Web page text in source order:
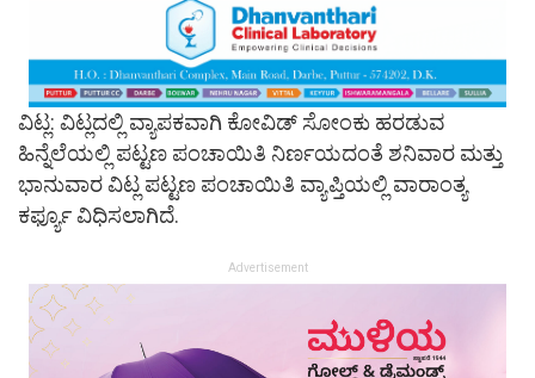
ವಿಟ್ಲ: ವಿಟ್ಲದಲ್ಲಿ ವ್ಯಾಪಕವಾಗಿ ಕೋವಿಡ್ ಸೋಂಕು ಹರಡುವ
ಹಿನ್ನೆಲೆಯಲ್ಲಿ ಪಟ್ಟಣ ಪಂಚಾಯಿತಿ ನಿರ್ಣಯದಂತೆ ಶನಿವಾರ ಮತ್ತು
ಭಾನುವಾರ ವಿಟ್ಲ ಪಟ್ಟಣ ಪಂಚಾಯಿತಿ ವ್ಯಾಪ್ತಿಯಲ್ಲಿ ವಾರಾಂತ್ಯ
ಕರ್ಫ್ಯೂ ವಿಧಿಸಲಾಗಿದೆ.
Advertisement